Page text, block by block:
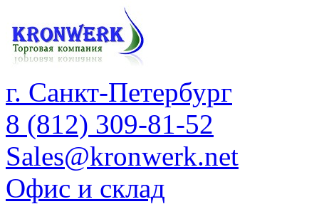
г. Санкт-Петербург
8 (812) 309-81-52
Sales@kronwerk.net
Офис и склад